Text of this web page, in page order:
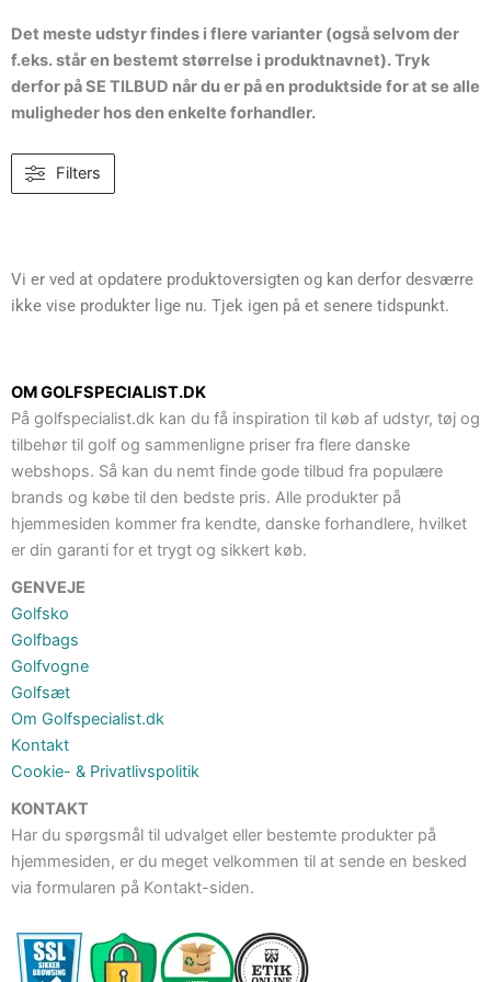
Det meste udstyr findes i flere varianter (også selvom der
f.eks. står en bestemt størrelse i produktnavnet). Tryk
derfor på SE TILBUD når du er på en produktside for at se alle
muligheder hos den enkelte forhandler.
Filters
Vi er ved at opdatere produktoversigten og kan derfor desværre
ikke vise produkter lige nu. Tjek igen på et senere tidspunkt.
OM GOLFSPECIALIST.DK
På golfspecialist.dk kan du få inspiration til køb af udstyr, tøj og
tilbehør til golf og sammenligne priser fra flere danske
webshops. Så kan du nemt finde gode tilbud fra populære
brands og købe til den bedste pris. Alle produkter på
hjemmesiden kommer fra kendte, danske forhandlere, hvilket
er din garanti for et trygt og sikkert køb.
GENVEJE
Golfsko
Golfbags
Golfvogne
Golfsæt
Om Golfspecialist.dk
Kontakt
Cookie- & Privatlivspolitik
KONTAKT
Har du spørgsmål til udvalget eller bestemte produkter på
hjemmesiden, er du meget velkommen til at sende en besked
via formularen på Kontakt-siden.